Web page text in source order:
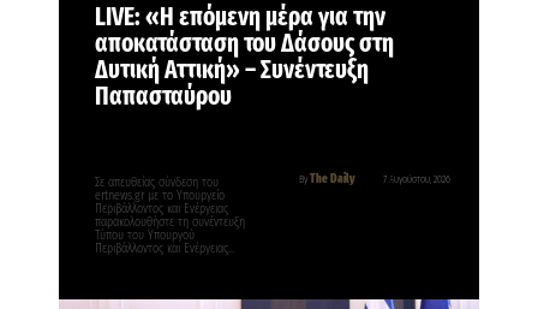
LIVE: «Η επόμενη μέρα για την
αποκατάσταση του Δάσους στη
Δυτική Αττική» – Συνέντευξη
Παπασταύρου
By The Daily 7 Αυγούστου, 2026
Σε απευθείας σύνδεση του
ertnews.gr με το Υπουργείο
Περιβάλλοντος και Ενέργειας
παρακολουθήστε τη συνέντευξη
Τύπου του Υπουργού
Περιβάλλοντος και Ενέργειας…